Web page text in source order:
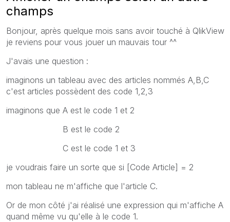
champs
Bonjour, après quelque mois sans avoir touché à QlikView
je reviens pour vous jouer un mauvais tour ^^
J'avais une question :
imaginons un tableau avec des articles nommés A,B,C
c'est articles possèdent des code 1,2,3
imaginons que A est le code 1 et 2
B est le code 2
C est le code 1 et 3
je voudrais faire un sorte que si [Code Article] = 2
mon tableau ne m'affiche que l'article C.
Or de mon côté j'ai réalisé une expression qui m'affiche A
quand même vu qu'elle à le code 1.